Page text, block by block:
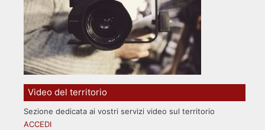
Video del territorio
Sezione dedicata ai vostri servizi video sul territorio
ACCEDI